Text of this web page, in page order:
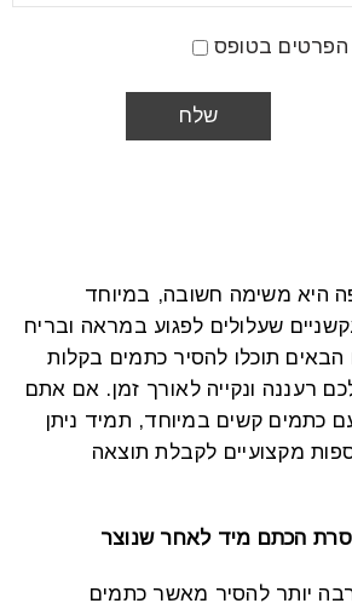
הפרטים בטופס
היא משימה חשובה, במיוחד
שעלולים לפגוע במראה ובריח
תוכלו להסיר כתמים בקלות
רעננה ונקייה לאורך זמן. אם אתם
כתמים קשים במיוחד, תמיד ניתן
ספות מקצועיים לקבלת תוצאה
הכתם מיד לאחר שנוצר
יותר להסיר מאשר כתמים